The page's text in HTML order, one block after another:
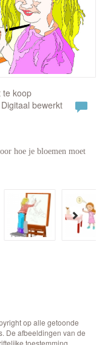
te koop
bewerkt
hoe je bloemen moet
op alle getoonde
De afbeeldingen van de
toestemming.